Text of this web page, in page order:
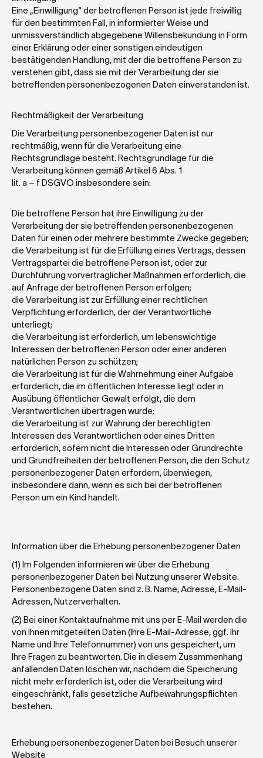
Eine „Einwilligung“ der betroffenen Person ist jede freiwillig
für den bestimmten Fall, in informierter Weise und
unmissverständlich abgegebene Willensbekundung in Form
einer Erklärung oder einer sonstigen eindeutigen
bestätigenden Handlung, mit der die betroffene Person zu
verstehen gibt, dass sie mit der Verarbeitung der sie
betreffenden personenbezogenen Daten einverstanden ist.
Rechtmäßigkeit der Verarbeitung
Die Verarbeitung personenbezogener Daten ist nur
rechtmäßig, wenn für die Verarbeitung eine
Rechtsgrundlage besteht. Rechtsgrundlage für die
Verarbeitung können gemäß Artikel 6 Abs. 1
lit. a – f DSGVO insbesondere sein:
Die betroffene Person hat ihre Einwilligung zu der
Verarbeitung der sie betreffenden personenbezogenen
Daten für einen oder mehrere bestimmte Zwecke gegeben;
die Verarbeitung ist für die Erfüllung eines Vertrags, dessen
Vertragspartei die betroffene Person ist, oder zur
Durchführung vorvertraglicher Maßnahmen erforderlich, die
auf Anfrage der betroffenen Person erfolgen;
die Verarbeitung ist zur Erfüllung einer rechtlichen
Verpflichtung erforderlich, der der Verantwortliche
unterliegt;
die Verarbeitung ist erforderlich, um lebenswichtige
Interessen der betroffenen Person oder einer anderen
natürlichen Person zu schützen;
die Verarbeitung ist für die Wahrnehmung einer Aufgabe
erforderlich, die im öffentlichen Interesse liegt oder in
Ausübung öffentlicher Gewalt erfolgt, die dem
Verantwortlichen übertragen wurde;
die Verarbeitung ist zur Wahrung der berechtigten
Interessen des Verantwortlichen oder eines Dritten
erforderlich, sofern nicht die Interessen oder Grundrechte
und Grundfreiheiten der betroffenen Person, die den Schutz
personenbezogener Daten erfordern, überwiegen,
insbesondere dann, wenn es sich bei der betroffenen
Person um ein Kind handelt.
Information über die Erhebung personenbezogener Daten
(1) Im Folgenden informieren wir über die Erhebung
personenbezogener Daten bei Nutzung unserer Website.
Personenbezogene Daten sind z. B. Name, Adresse, E-Mail-
Adressen, Nutzerverhalten.
(2) Bei einer Kontaktaufnahme mit uns per E-Mail werden die
von Ihnen mitgeteilten Daten (Ihre E-Mail-Adresse, ggf. Ihr
Name und Ihre Telefonnummer) von uns gespeichert, um
Ihre Fragen zu beantworten. Die in diesem Zusammenhang
anfallenden Daten löschen wir, nachdem die Speicherung
nicht mehr erforderlich ist, oder die Verarbeitung wird
eingeschränkt, falls gesetzliche Aufbewahrungspflichten
bestehen.
Erhebung personenbezogener Daten bei Besuch unserer
Website